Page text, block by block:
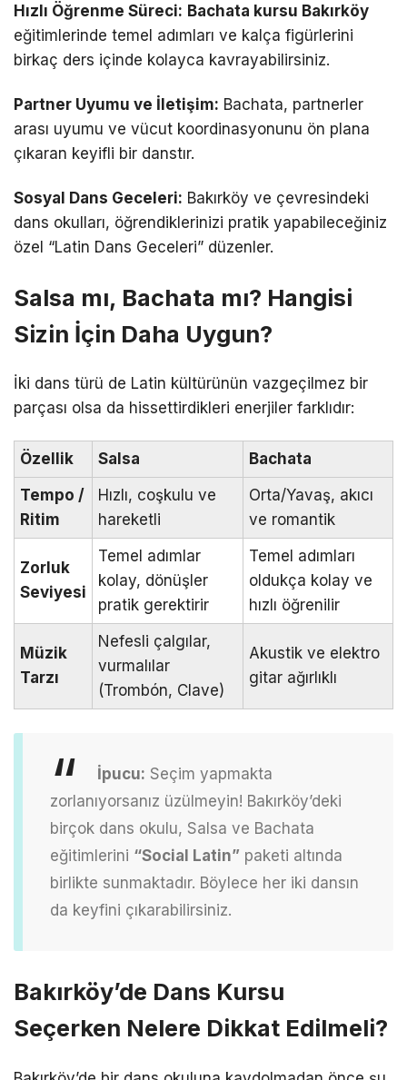
Hızlı Öğrenme Süreci: Bachata kursu Bakırköy
eğitimlerinde temel adımları ve kalça figürlerini
birkaç ders içinde kolayca kavrayabilirsiniz.
Partner Uyumu ve İletişim: Bachata, partnerler
arası uyumu ve vücut koordinasyonunu ön plana
çıkaran keyifli bir danstır.
Sosyal Dans Geceleri: Bakırköy ve çevresindeki
dans okulları, öğrendiklerinizi pratik yapabileceğiniz
özel “Latin Dans Geceleri” düzenler.
Salsa mı, Bachata mı? Hangisi
Sizin İçin Daha Uygun?
İki dans türü de Latin kültürünün vazgeçilmez bir
parçası olsa da hissettirdikleri enerjiler farklıdır:
Özellik Salsa
Bachata
Tempo /
Ritim
Hızlı, coşkulu ve
hareketli
Orta/Yavaş, akıcı
ve romantik
Zorluk
Seviyesi
Temel adımlar
kolay, dönüşler
pratik gerektirir
Temel adımları
oldukça kolay ve
hızlı öğrenilir
Müzik
Tarzı
Nefesli çalgılar,
vurmalılar
(Trombón, Clave)
Akustik ve elektro
gitar ağırlıklı
İpucu: Seçim yapmakta
zorlanıyorsanız üzülmeyin! Bakırköy’deki
birçok dans okulu, Salsa ve Bachata
eğitimlerini “Social Latin” paketi altında
birlikte sunmaktadır. Böylece her iki dansın
da keyfini çıkarabilirsiniz.
Bakırköy’de Dans Kursu
Seçerken Nelere Dikkat Edilmeli?